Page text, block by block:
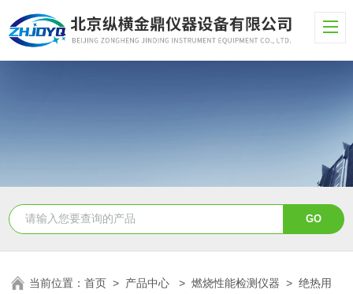
当前位置：首页 > 产品中心 >燃烧性能检测仪器 >绝热用